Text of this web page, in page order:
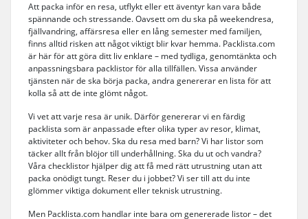
Att packa inför en resa, utflykt eller ett äventyr kan vara både
spännande och stressande. Oavsett om du ska på weekendresa,
fjällvandring, affärsresa eller en lång semester med familjen,
finns alltid risken att något viktigt blir kvar hemma. Packlista.com
är här för att göra ditt liv enklare – med tydliga, genomtänkta och
anpassningsbara packlistor för alla tillfällen. Vissa använder
tjänsten när de ska börja packa, andra genererar en lista för att
kolla så att de inte glömt något.
Vi vet att varje resa är unik. Därför genererar vi en färdig
packlista som är anpassade efter olika typer av resor, klimat,
aktiviteter och behov. Ska du resa med barn? Vi har listor som
täcker allt från blöjor till underhållning. Ska du ut och vandra?
Våra checklistor hjälper dig att få med rätt utrustning utan att
packa onödigt tungt. Reser du i jobbet? Vi ser till att du inte
glömmer viktiga dokument eller teknisk utrustning.
Men Packlista.com handlar inte bara om genererade listor – det